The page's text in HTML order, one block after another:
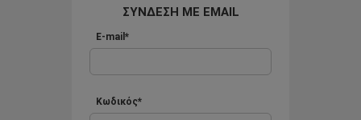
ΣΥΝΔΕΣΗ ΜΕ EMAIL
E-mail*
Κωδικός*